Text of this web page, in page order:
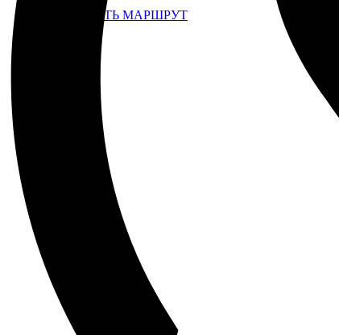
ПРОЛОЖИТЬ МАРШРУТ